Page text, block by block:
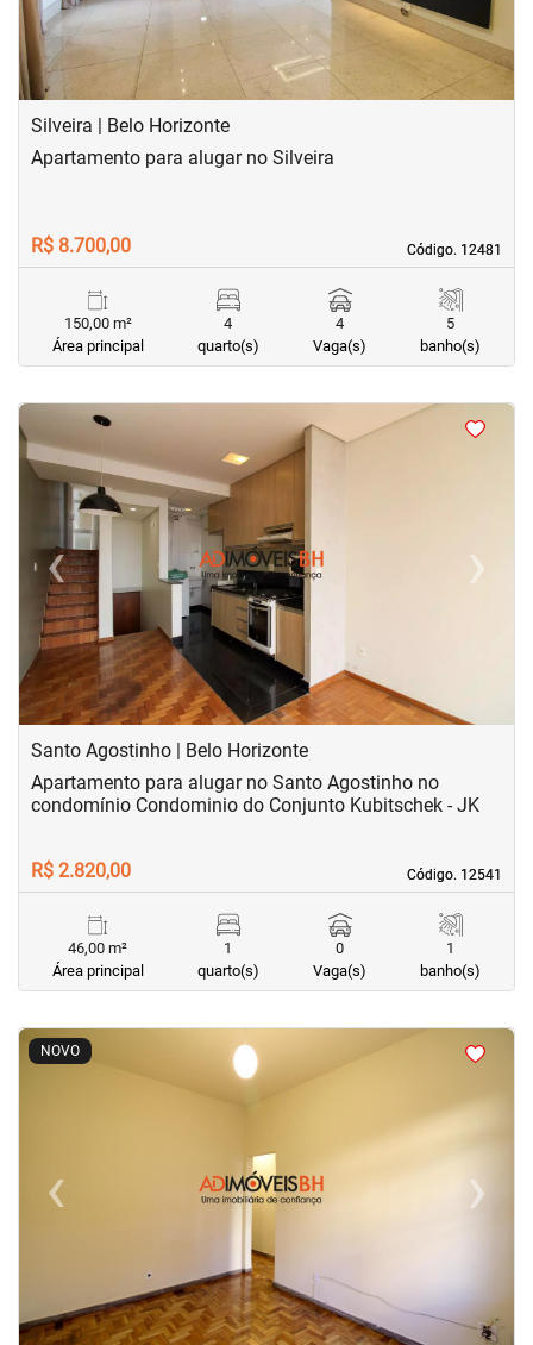
Silveira | Belo Horizonte
Código. 12481
Código. 12481
Apartamento para alugar no Silveira
R$ 8.700,00
150,00 m²
Área principal
4
quarto(s)
4
Vaga(s)
5
banho(s)
<
‹Previous ›Next
Santo Agostinho | Belo Horizonte
Código. 12541
Código. 12541
Apartamento para alugar no Santo Agostinho no
condomínio Condominio do Conjunto Kubitschek - JK
R$ 2.820,00
46,00 m²
Área principal
1
quarto(s)
0
Vaga(s)
1
banho(s)
NOVO
< <<<
‹Previous ›Next